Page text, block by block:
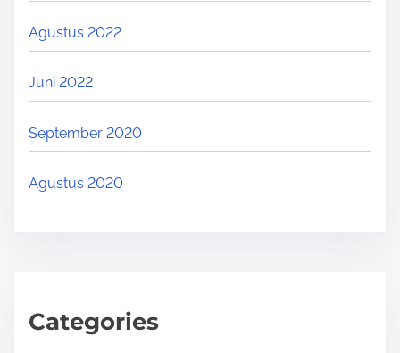
Agustus 2022
Juni 2022
September 2020
Agustus 2020
Categories